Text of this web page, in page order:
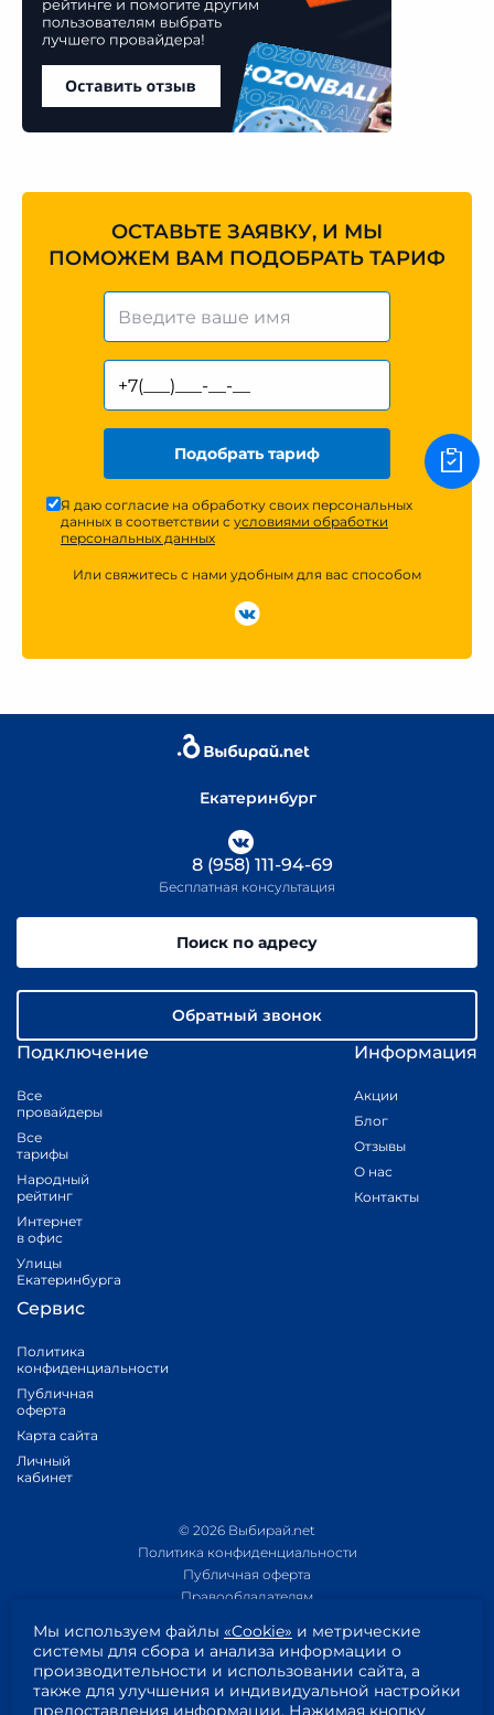
ОСТАВЬТЕ ЗАЯВКУ, И МЫ
ПОМОЖЕМ ВАМ ПОДОБРАТЬ ТАРИФ
Подобрать тариф
Я даю согласие на обработку своих персональных
данных в соответствии с условиями обработки
персональных данных
Или свяжитесь с нами удобным для вас способом
Екатеринбург
Подключение
Все
провайдеры
Все
тарифы
Народный
рейтинг
Интернет
в офис
Улицы
Екатеринбурга
Информация
Акции
Блог
Отзывы
О нас
Контакты
Сервис
Политика
конфиденциальности
Публичная
оферта
Карта сайта
Личный
кабинет
8 (958) 111-94-69
Бесплатная консультация
Поиск по адресу
Обратный звонок
© 2026 Выбирай.net
Политика конфиденциальности
Публичная оферта
Правообладателям
Приложение 1
Приложение 2
Согласие на обработку персональных данных
Пользовательское соглашение
Мы используем файлы «Cookie» и метрические
системы для сбора и анализа информации о
производительности и использовании сайта, а
также для улучшения и индивидуальной настройки
предоставления информации. Нажимая кнопку